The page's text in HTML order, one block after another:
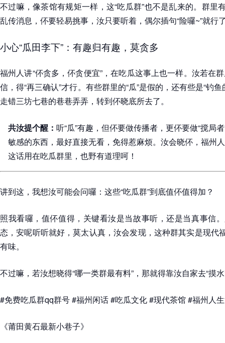
不过嘛，像茶馆有规矩一样，这“吃瓜群”也不是乱来的。群里
乱传消息，伓要轻易挑事，汝只要听着，偶尔插句“险囉~”就行
小心“瓜田李下”：有趣归有趣，莫贪多
福州人讲“伓贪多，伓贪便宜”，在吃瓜这事上也一样。汝若在
信，得“再三确认”才行。有些群里的“瓜”是假的，还有些是“钓
走错三坊七巷的巷巷弄弄，转到伓晓底所去了。
共汝提个醒： 听“瓜”有趣，但伓要做传播者，更伓要做“搅局
敏感的东西，最好直接无看，免得惹麻烦。汝会晓伓，福州
这话用在吃瓜群里，也野有道理呵！
讲到这，我想汝可能会问囉：这些“吃瓜群”到底值伓值得加？
照我看囉，值伓值得，关键看汝是当故事听，还是当真事信
态，安呢听听就好，莫太认真，汝会发现，这种群其实是现代
有味。
不过嘛，若汝想晓得“哪一类群最有料”，那就得靠汝自家去“摸
#免费吃瓜群qq群号 #福州闲话 #吃瓜文化 #现代茶馆 #福州人
《莆田黄石最新小巷子》